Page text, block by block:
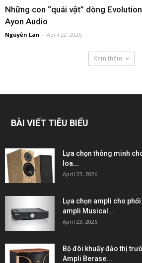
Những con “quái vật” dòng
Ayon Audio
Nguyễn Lan - April 22, 2026
Xem thêm
BÀI VIẾT TIÊU BIỂU
Lựa chọn thông minh
loa...
April 23, 2026
Lựa chọn ampli cho
ampli Musical...
April 23, 2026
Bộ đôi khuấy đảo thị
Ampli Berase...